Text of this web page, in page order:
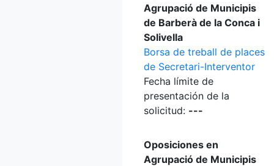
Agrupació de Municipis
de Barberà de la Conca i
Solivella
Borsa de treball de places
de Secretari-Interventor
Fecha límite de
presentación de la
solicitud: ---
Oposiciones en
Agrupació de Municipis